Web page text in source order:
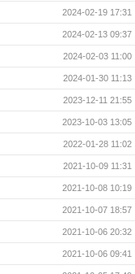
2024-02-19 17:31
2024-02-13 09:37
2024-02-03 11:00
2024-01-30 11:13
2023-12-11 21:55
2023-10-03 13:05
2022-01-28 11:02
2021-10-09 11:31
2021-10-08 10:19
2021-10-07 18:57
2021-10-06 20:32
2021-10-06 09:41